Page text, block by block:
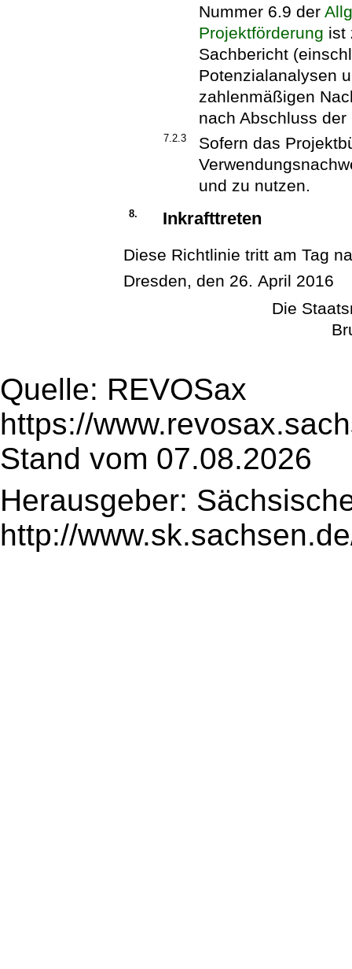
Nummer 6.9 der
Projektförderung ist
Sachbericht
Potenzialanalysen
zahlenmäßigen
nach Abschluss
7.2.3
Sofern das
und zu nutzen.
8. Inkrafttreten
Diese Richtlinie tritt am Tag
Dresden, den 26. April 2016
Die
Quelle: REVOSax
https://
Stand vom 07.08.2026
Herausgeber:
http://